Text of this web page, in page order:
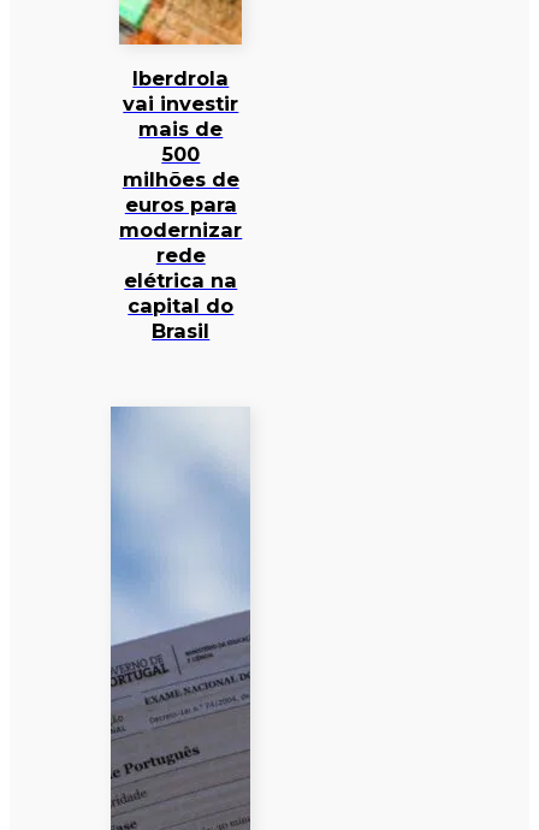
Iberdrola
vai investir
mais de
500
milhões de
euros para
modernizar
rede
elétrica na
capital do
Brasil